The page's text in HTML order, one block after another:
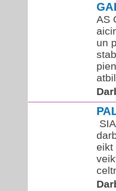
AS
un
eikt